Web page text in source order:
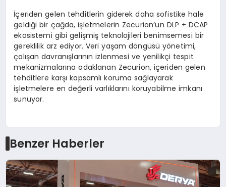
İçeriden gelen tehditlerin giderek daha sofistike hale
geldiği bir çağda, işletmelerin Zecurion’un DLP + DCAP
ekosistemi gibi gelişmiş teknolojileri benimsemesi bir
gereklilik arz ediyor. Veri yaşam döngüsü yönetimi,
çalışan davranışlarının izlenmesi ve yenilikçi tespit
mekanizmalarına odaklanan Zecurion, içeriden gelen
tehditlere karşı kapsamlı koruma sağlayarak
işletmelere en değerli varlıklarını koruyabilme imkanı
sunuyor.
Benzer Haberler